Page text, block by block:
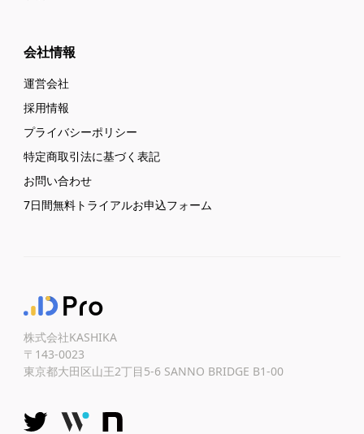
会社情報
運営会社
採用情報
プライバシーポリシー
特定商取引法に基づく表記
お問い合わせ
7日間無料トライアルお申込フォーム
株式会社KASHIKA
〒143-0023
東京都大田区山王2丁目5-6 SANNO BRIDGE B1-00